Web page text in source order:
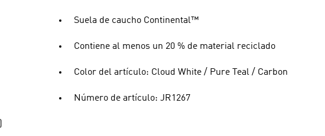
Suela de caucho Continental™
Contiene al menos un 20 % de material reciclado
Color del artículo: Cloud White / Pure Teal / Carbon
Número de artículo: JR1267